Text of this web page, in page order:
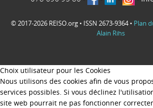
© 2017-2026 REISO.org • ISSN 2673-9364 • Plan
Alain Rihs
Choix utilisateur pour les Cookies
Nous utilisons des cookies afin de vous
services possibles. Si vous déclinez
site web pourrait ne pas fonctionner